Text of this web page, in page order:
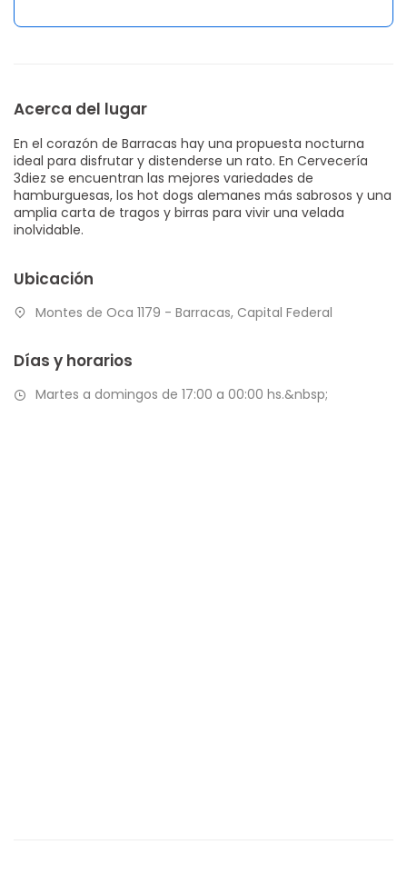
Acerca del lugar
En el corazón de Barracas hay una propuesta nocturna
ideal para disfrutar y distenderse un rato. En Cervecería
3diez se encuentran las mejores variedades de
hamburguesas, los hot dogs alemanes más sabrosos y una
amplia carta de tragos y birras para vivir una velada
inolvidable.
Ubicación
Montes de Oca 1179 - Barracas, Capital Federal
Días y horarios
Martes a domingos de 17:00 a 00:00 hs.&nbsp;